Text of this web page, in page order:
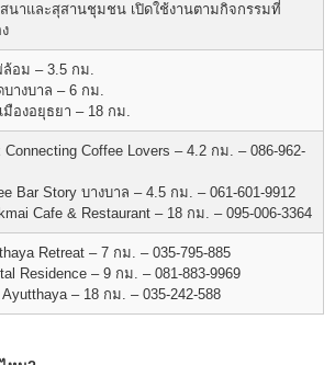
นาและสุสานชุมชน เปิดใช้งานตามกิจกรรมที่
ล้อม – 3.5 กม.
บางบาล – 6 กม.
มืองอยุธยา – 18 กม.
Connecting Coffee Lovers – 4.2 กม. – 086-962-
Bar Story บางบาล – 4.5 กม. – 061-601-9912
Cafe & Restaurant – 18 กม. – 095-006-3364
Retreat – 7 กม. – 035-795-885
Residence – 9 กม. – 081-883-9969
– 18 กม. – 035-242-588